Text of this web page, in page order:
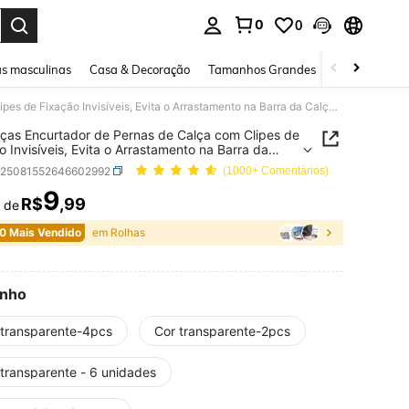
0 0
masculinas Casa & Decoração Tamanhos Grandes Joias e
4/6 Peças Encurtador de Pernas de Calça com Clipes de Fixação Invisíveis, Evita o Arrastamento na Barra da Calça, Esconde o Dispositivo de Fechamento da Perna Sem Costuras, Evita que as Pernas da Calça Arrastem no Chão, Adequado para Denim e Calças, Portátil
Encurtador de Pernas de Calça com Clipes de
Invisíveis, Evita o Arrastamento na Barra da
o Dispositivo de Fechamento da Perna
Evita que as Pernas da Calça Arrastem
Adequado para Denim e Calças, Portátil
(1000+ Comentários)
AND AVAILABILITY
deR$9,99
Mais Vendido em Rolhas
4pcs Cor transparente-2pcs
- 6 unidades